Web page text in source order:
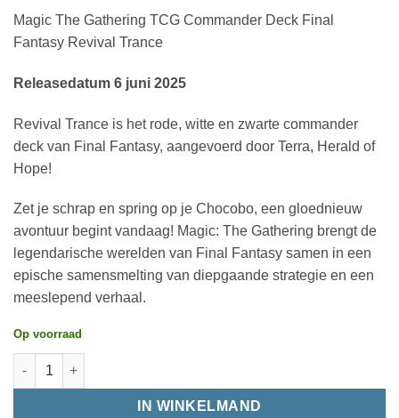
Magic The Gathering TCG Commander Deck Final
Fantasy Revival Trance
Releasedatum 6 juni 2025
Revival Trance is het rode, witte en zwarte commander
deck van Final Fantasy, aangevoerd door Terra, Herald of
Hope!
Zet je schrap en spring op je Chocobo, een gloednieuw
avontuur begint vandaag! Magic: The Gathering brengt de
legendarische werelden van Final Fantasy samen in een
epische samensmelting van diepgaande strategie en een
meeslepend verhaal.
Op voorraad
IN WINKELMAND